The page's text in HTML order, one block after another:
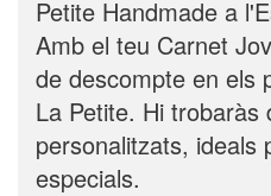
Petite Handmade a
Amb el teu Carnet
de descompte en els
La Petite. Hi trobaràs
personalitzats, ideals
especials.